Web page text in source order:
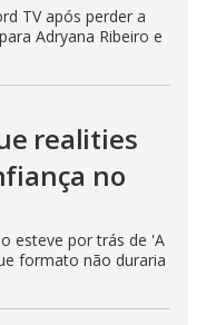
TV após perder a
Adryana Ribeiro e
realities
no
esteve por trás de 'A
formato não duraria